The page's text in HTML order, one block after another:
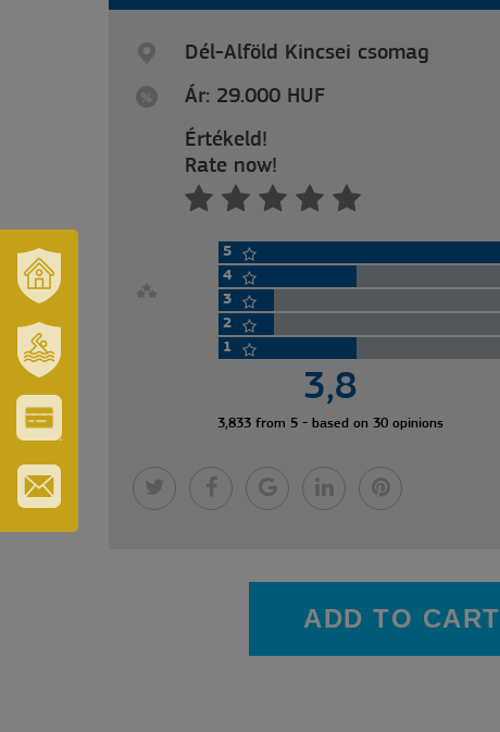
GRAD
I
REGION
ERZSÉBET
GYÓGYFÜRDŐ
ÉS
TURISZTIKAI
KÁRTYA
Dél-Alföld Kincsei csomag
Ár: 29.000 HUF
Értékeld!
Rate now!
5
4
3
2
1
3,8
3,833 from 5 - based on 30 opinions
ADD TO CART